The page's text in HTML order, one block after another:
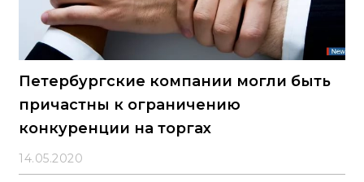
Петербургские компании могли быть
причастны к ограничению
конкуренции на торгах
14.05.2020